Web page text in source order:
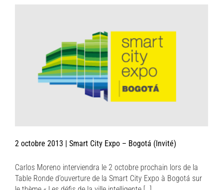
2 octobre 2013 | Smart City Expo – Bogotá (Invité)
Carlos Moreno interviendra le 2 octobre prochain lors de la
Table Ronde d’ouverture de la Smart City Expo à Bogotá sur